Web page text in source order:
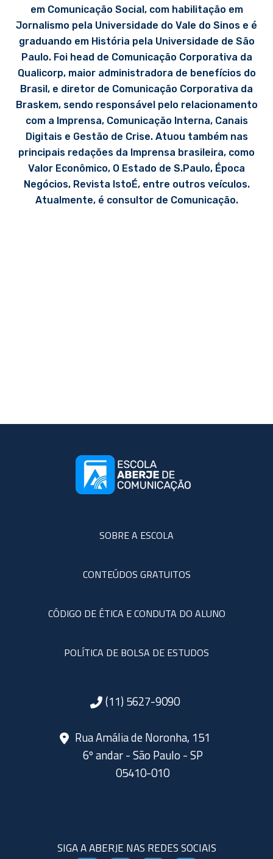
em Comunicação Social, com habilitação em
Jornalismo pela Universidade do Vale do Sinos e é
graduando em História pela Universidade de São
Paulo. Foi head de Comunicação Corporativa da
Qualicorp, maior administradora de benefícios do
Brasil, e diretor de Comunicação Corporativa da
Braskem, sendo responsável pelo relacionamento
com a Imprensa, Comunicação Interna, Canais
Digitais e Gestão de Crise. Atuou também nas
principais redações da Imprensa brasileira, como
Valor Econômico, O Estado de S.Paulo, Época
Negócios, Revista IstoÉ, entre outros veículos.
Atualmente, é consultor de Comunicação.
SOBRE A ESCOLA
CONTEÚDOS GRATUITOS
CÓDIGO DE ÉTICA E CONDUTA DO ALUNO
POLÍTICA DE BOLSA DE ESTUDOS
(11) 5627-9090
Rua Amália de Noronha, 151
6º andar - São Paulo - SP
05410-010
SIGA A ABERJE NAS REDES SOCIAIS